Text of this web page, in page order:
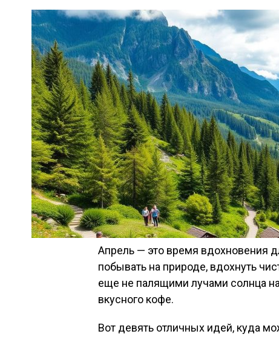
Апрель — это время вдохновения
побывать на природе, вдохнуть
еще не палящими лучами солнца
вкусного кофе.
Вот девять отличных идей, куда